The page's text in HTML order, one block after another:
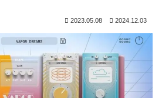
2023.05.08 2024.12.03